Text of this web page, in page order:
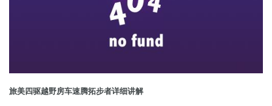
旅美四驱越野房车速腾拓步者详细讲解